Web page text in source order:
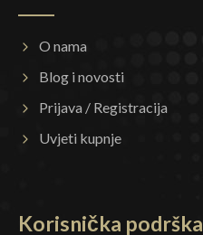
O nama
Blog i novosti
Prijava / Registracija
Uvjeti kupnje
Korisnička podrška